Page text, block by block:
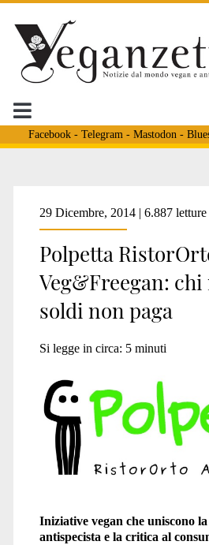
Facebook- Telegram - Mastodon -
Tag:
antisistema</
29 Dicembre, 2014 | 6.887 letture
Polpetta
Veg&Freegan: chi
soldi non paga
Si legge in circa: 5 minuti
Iniziative vegan che uniscono
antispecista e la critica al